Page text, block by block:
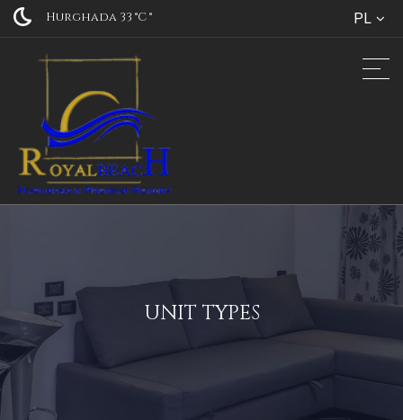
Hurghada 33 °C° PL
UNIT TYPES